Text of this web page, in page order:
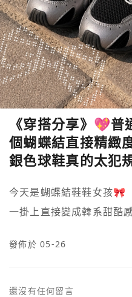
《穿搭分享》💖
個蝴蝶結直接精緻
銀色球鞋真的太犯
今天是蝴蝶結鞋鞋女孩🎀
一掛上直接變成韓系甜酷
發佈於 05-26
還沒有任何留言